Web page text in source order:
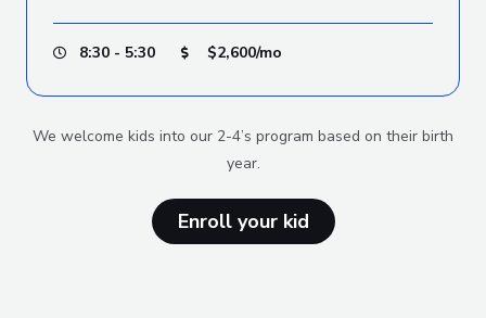
8:30 - 5:30 $2,600/mo
We welcome kids into our 2-4’s program based on their birth
year.
Enroll your kid